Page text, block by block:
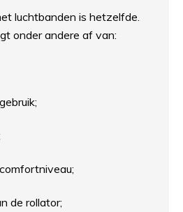
luchtbanden is hetzelfde.
onder andere af van:
de rollator;